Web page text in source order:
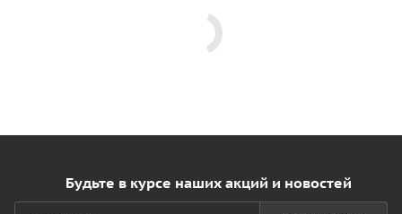
Будьте в курсе наших акций и новостей